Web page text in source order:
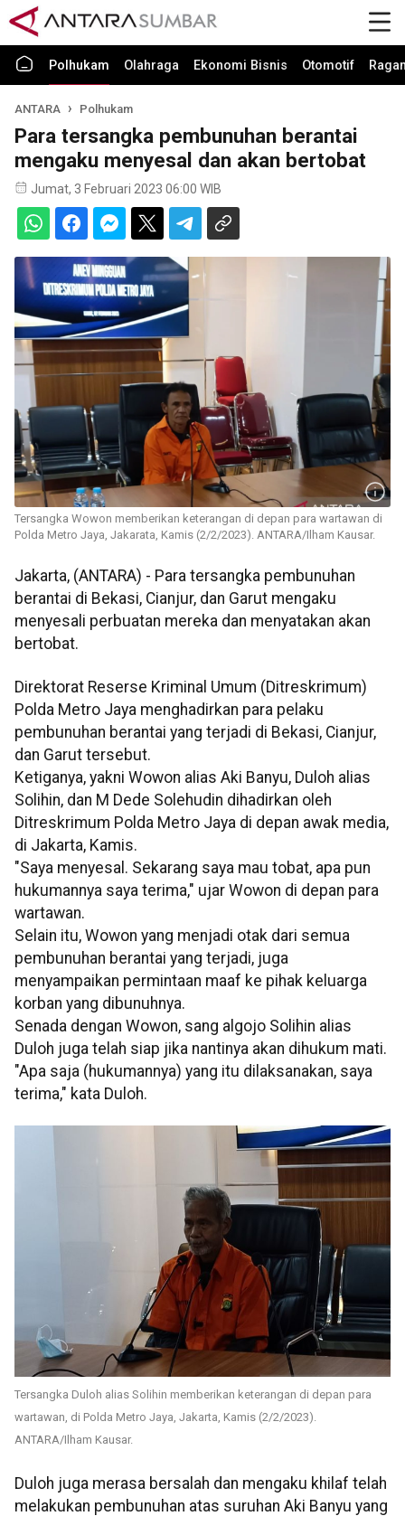
Polhukam Olahraga Ekonomi Bisnis Otomotif
ANTARA Polhukam
Para tersangka pembunuhan berantai
mengaku menyesal dan akan bertobat
Jumat, 3 Februari 2023 06:00 WIB
Tersangka Wowon memberikan keterangan di depan para wartawan di
Polda Metro Jaya, Jakarata, Kamis (2/2/2023). ANTARA/Ilham Kausar.
Jakarta, (ANTARA) - Para tersangka pembunuhan
berantai di Bekasi, Cianjur, dan Garut mengaku
menyesali perbuatan mereka dan menyatakan akan
bertobat.
Direktorat Reserse Kriminal Umum (Ditreskrimum)
Polda Metro Jaya menghadirkan para pelaku
pembunuhan berantai yang terjadi di Bekasi, Cianjur,
dan Garut tersebut.
Ketiganya, yakni Wowon alias Aki Banyu, Duloh alias
Solihin, dan M Dede Solehudin dihadirkan oleh
Ditreskrimum Polda Metro Jaya di depan awak media,
di Jakarta, Kamis.
"Saya menyesal. Sekarang saya mau tobat, apa pun
hukumannya saya terima," ujar Wowon di depan para
wartawan.
Selain itu, Wowon yang menjadi otak dari semua
pembunuhan berantai yang terjadi, juga
menyampaikan permintaan maaf ke pihak keluarga
korban yang dibunuhnya.
Senada dengan Wowon, sang algojo Solihin alias
Duloh juga telah siap jika nantinya akan dihukum mati.
"Apa saja (hukumannya) yang itu dilaksanakan, saya
terima," kata Duloh.
Tersangka Duloh alias Solihin memberikan keterangan di depan para
wartawan, di Polda Metro Jaya, Jakarta, Kamis (2/2/2023).
ANTARA/Ilham Kausar.
Duloh juga merasa bersalah dan mengaku khilaf telah
melakukan pembunuhan atas suruhan Aki Banyu yang